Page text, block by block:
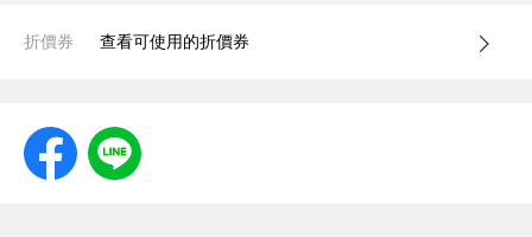
折價券 查看可使用的折價券